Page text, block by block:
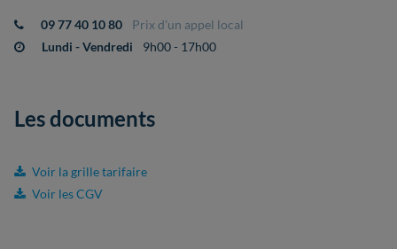
09 77 40 10 80
Prix d'un appel local
Lundi - Vendredi
9h00 - 17h00
Les documents
Voir la grille tarifaire
Voir les CGV